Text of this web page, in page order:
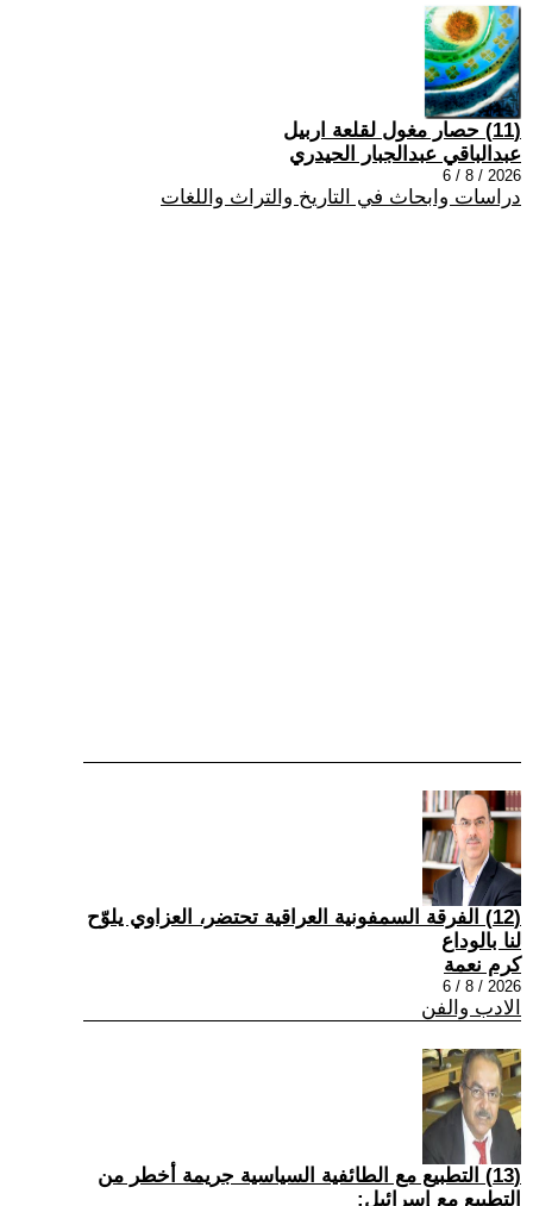
(11) حصار مغول لقلعة اربيل
عبدالباقي عبدالجبار الحيدري
2026 / 8 / 6
دراسات وابحاث في التاريخ والتراث واللغات
(12) الفرقة السمفونية العراقية تحتضر، العزاوي يلوّح
لنا بالوداع
كرم نعمة
2026 / 8 / 6
الادب والفن
(13) التطبيع مع الطائفية السياسية جريمة أخطر من
التطبيع مع إسرائيل: